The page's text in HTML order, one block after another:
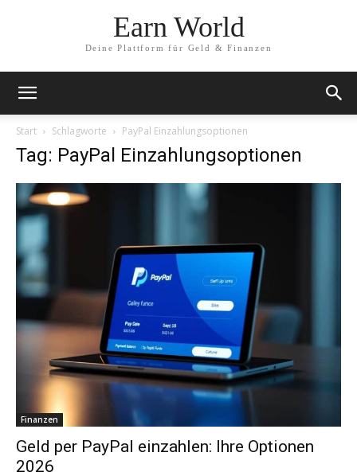
Earn World
Deine Plattform für Geld & Finanzen
Start Schlagworte PayPal Einzahlungsoptionen
Tag: PayPal Einzahlungsoptionen
Finanzen
Geld per PayPal einzahlen: Ihre Optionen
2026